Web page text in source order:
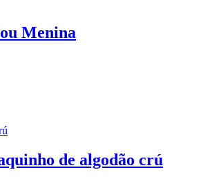
Menina
de algodão crú